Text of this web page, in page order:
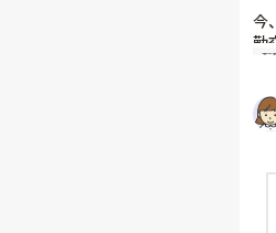
今
勤
私
募
転